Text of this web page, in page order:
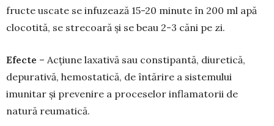
fructe uscate se infuzează 15-20 minute în 200 ml apă
clocotită, se strecoară și se beau 2-3 căni pe zi.
Efecte – Acțiune laxativă sau constipantă, diuretică,
depurativă, hemostatică, de întărire a sistemului
imunitar și prevenire a proceselor inflamatorii de
natură reumatică.